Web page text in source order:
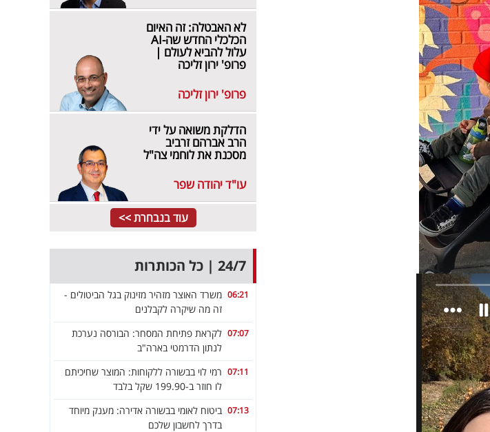
לא האבטלה: זה האיום
הכלכלי החדש שה-AI
עלול להביא לעולם |
פרופ' ירון זליכה
פרופ' ירון זליכה
הדלקת משואה על ידי
הרב אברהם זרביב
מסכנת את לוחמי צה"ל
עו"ד יהודה שפר
עוד בנבחרת >>
24/7 | כל הכותרות
06:21 משרד האוצר מזהיר מזינוק בגל הביטולים -
זה מה שיקרה לקבלנים
07:07 לקראת פתיחת המסחר: הבורסה נערכת
לנתון הדרמטי בארה"ב
07:11 רמי לוי בבשורה ללקוחות: המוצר שחיכיתם
לו חוזר ב-199.90 שקל בלבד
07:13 ביטוח לאומי בבשורה אדירה: מענק מיוחד
בדרך לחשבון שלכם